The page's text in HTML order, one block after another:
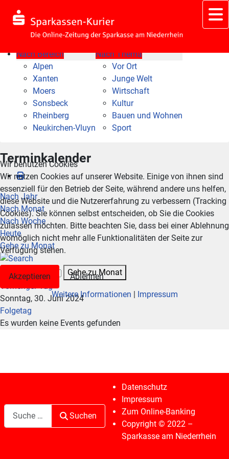
Nach Bereich
Alpen
Xanten
Moers
Sonsbeck
Rheinberg
Neukirchen-Vluyn
Nach Thema
Vor Ort
Junge Welt
Wirtschaft
Kultur
Bauen und Wohnen
Sport
Terminkalender
Nach Jahr
Nach Monat
Nach Woche
Heute
Gehe zu Monat
Gehe zu Monat
Vorheriger Tag
Sonntag, 30. Juni 2024
Folgetag
Es wurden keine Events gefunden
Suchen
Datenschutz
Impressum
Zum Online-Banking
Copyright © 2022 –
Sparkasse am Niederrhein
Wir benutzen Cookies
Wir nutzen Cookies auf unserer Website. Einige von ihnen sind
essenziell für den Betrieb der Seite, während andere uns helfen,
diese Website und die Nutzererfahrung zu verbessern (Tracking
Cookies). Sie können selbst entscheiden, ob Sie die Cookies
zulassen möchten. Bitte beachten Sie, dass bei einer Ablehnung
womöglich nicht mehr alle Funktionalitäten der Seite zur
Verfügung stehen.
Akzeptieren
Ablehnen
Weitere Informationen | Impressum